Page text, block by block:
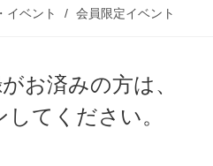
イベント / 会員限定イベント
お済みの方は、
てください。